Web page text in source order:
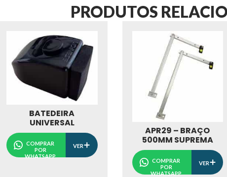
PRODUTOS
BATEDEIRA
UNIVERSAL
COMPRAR
POR
WHATSAPP
VER
APR29 – BRAÇO
500MM SUPREMA
COMPRAR
POR
WHATSAPP
VER